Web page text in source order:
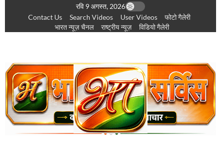
पर
रवि 9 अगस्त, 2026
Contact Us
Search Videos User Videos
फोटो गैलेरी
भारत न्यूज़ चैनल
राष्ट्रीय न्यूज़ विडियो गैलेरी